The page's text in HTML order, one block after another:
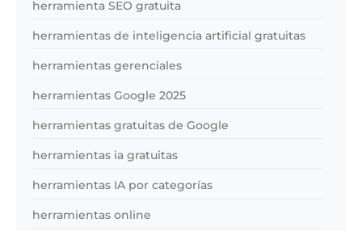
herramienta SEO gratuita
herramientas de inteligencia artificial gratuitas
herramientas gerenciales
herramientas Google 2025
herramientas gratuitas de Google
herramientas ia gratuitas
herramientas IA por categorías
herramientas online